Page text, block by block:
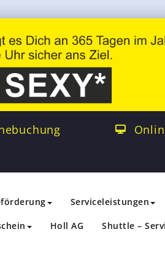
Serviceleistungen
Holl AG Shuttle –